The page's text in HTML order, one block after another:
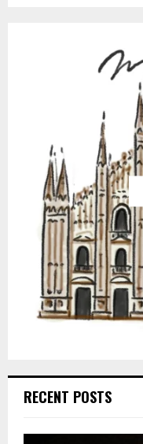
RECENT POSTS